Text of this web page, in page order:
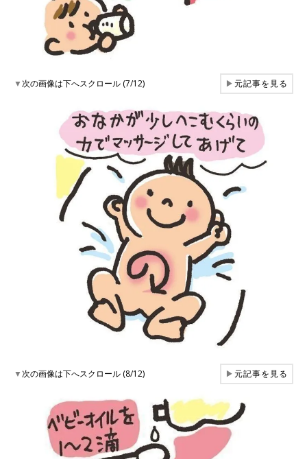
▼次の画像は下へスクロール (7/12) ▶元記事を見る
▼次の画像は下へスクロール (8/12) ▶元記事を見る